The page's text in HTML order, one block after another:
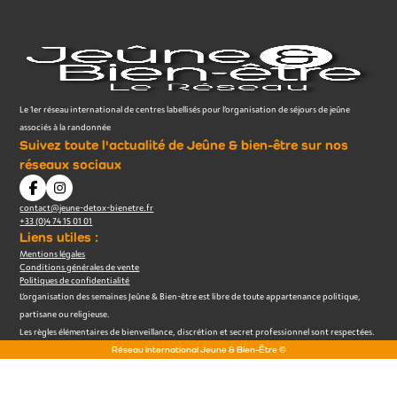
Le 1er réseau international de centres labellisés pour l’organisation de séjours de jeûne
associés à la randonnée
Suivez toute l'actualité de Jeûne & bien-être sur nos
réseaux sociaux
contact@jeune-detox-bienetre.fr
+33 (0)4 74 15 01 01
Liens utiles :
Mentions légales
Conditions générales de vente
Politiques de confidentialité
L’organisation des semaines Jeûne & Bien-être est libre de toute appartenance politique,
partisane ou religieuse.
Les règles élémentaires de bienveillance, discrétion et secret professionnel sont respectées.
Réseau International Jeune & Bien-Être ©